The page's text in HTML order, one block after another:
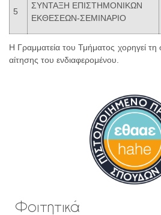
5
ΣΥΝΤΑΞΗ ΕΠΙΣΤΗΜΟΝΙΚΩΝ
ΕΚΘΕΣΕΩΝ-ΣΕΜΙΝΑΡΙΟ
Η Γραμματεία του Τμήματος χορηγεί τη
αίτησης του ενδιαφερομένου.
Φοιτητικά